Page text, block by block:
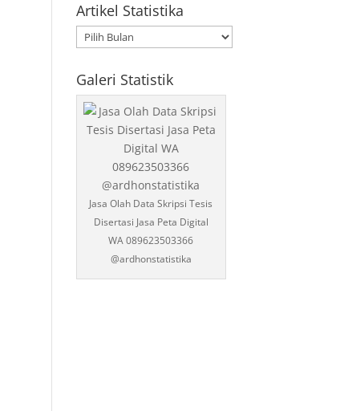
Artikel Statistika
Artikel
Statistika
Galeri Statistik
Jasa Olah Data Skripsi Tesis
Disertasi Jasa Peta Digital
WA 089623503366
@ardhonstatistika